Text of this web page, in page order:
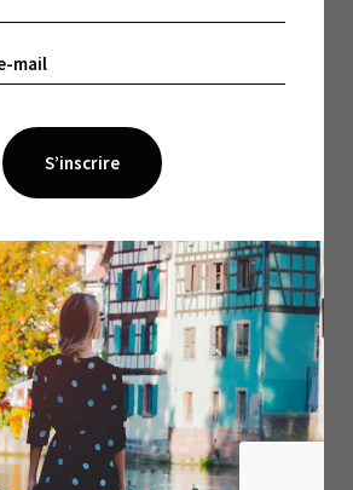
souhaitons aider à la création
les modèles sont
enjeu de construction de
ajoute Auriane. Si les photos
elles restent dans le Cloud.
plus que jamais, on palpe ce
réel, à l’objet : « A la
confie Régis. Là, on propose un
fier de montrer à son enfant, à
idée ingénieuse suivie et
Alsace Active, Tango&Scan, la
des souvenirs reprend